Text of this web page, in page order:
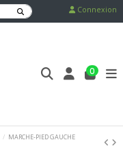
Connexion
0
MARCHE-PIED GAUCHE